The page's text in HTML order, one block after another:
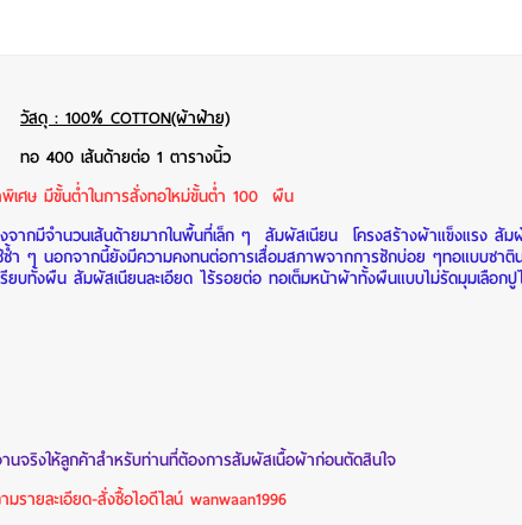
วัสดุ : 100% COTTON(ผ้าฝ้าย)
ทอ 400 เส้นด้ายต่อ 1 ตารางนิ้ว
เศษ มีขั้นต่ำในการสั่งทอใหม่ขั้นต่ำ 100 ผืน
ากมีจำนวนเส้นด้ายมากในพื้นที่เล็ก ๆ สัมผัสเนียน โครงสร้างผ้าแข็งแรง สั
ำ ๆ นอกจากนี้ยังมีความคงทนต่อการเสื่อมสภาพจากการซักบ่อย ๆทอแบบซาติ
ยบทั้งผืน สัมผัสเนียนละเอียด ไร้รอยต่อ ทอเต็มหน้าผ้าทั้งผืนแบบไม่รัดมุมเลือก
จริงให้ลูกค้าสำหรับท่านที่ต้องการสัมผัสเนื้อผ้าก่อนตัดสินใจ
มรายละเอียด-สั่งซื้อไอดีไลน์ wanwaan1996